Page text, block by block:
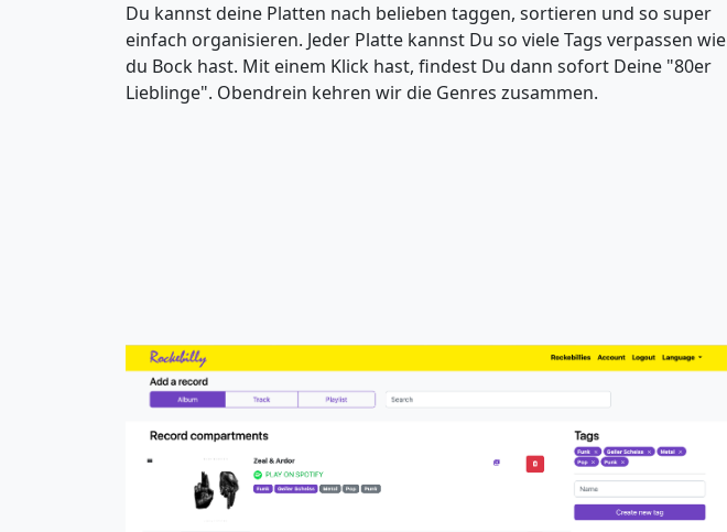
Du kannst deine Platten nach belieben taggen, sortieren und so super
einfach organisieren. Jeder Platte kannst Du so viele Tags verpassen wie
du Bock hast. Mit einem Klick hast, findest Du dann sofort Deine "80er
Lieblinge". Obendrein kehren wir die Genres zusammen.